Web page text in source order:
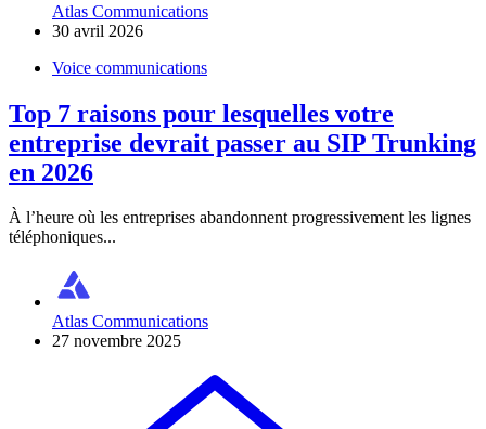
Atlas Communications
30 avril 2026
Voice communications
Top 7 raisons pour lesquelles votre
entreprise devrait passer au SIP Trunking
en 2026
À l’heure où les entreprises abandonnent progressivement les lignes
téléphoniques...
Atlas Communications
27 novembre 2025